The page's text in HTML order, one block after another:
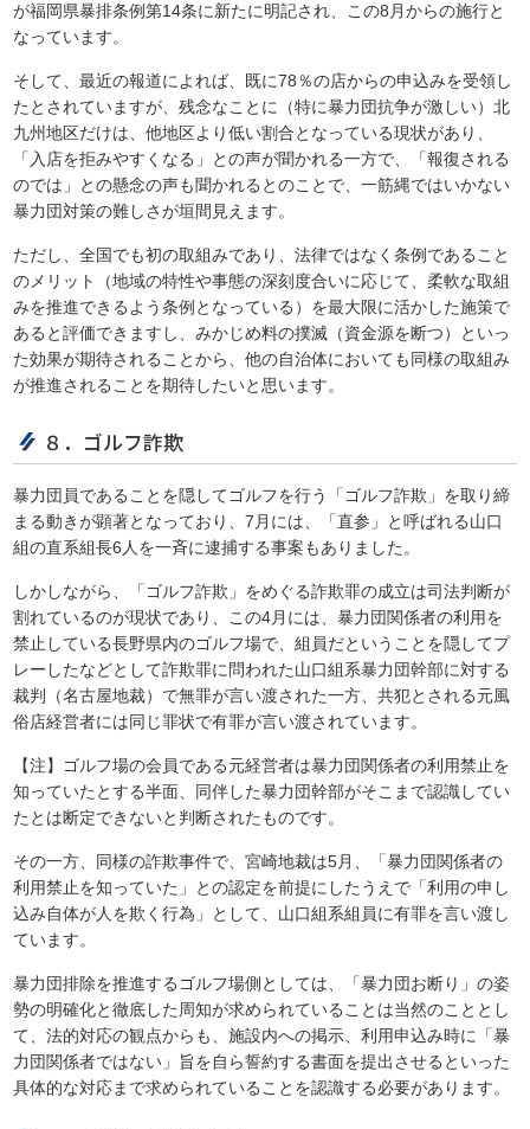
が福岡県暴排条例第14条に新たに明記され、この8月からの施行と
なっています。
そして、最近の報道によれば、既に78％の店からの申込みを受領し
たとされていますが、残念なことに（特に暴力団抗争が激しい）北
九州地区だけは、他地区より低い割合となっている現状があり、
「入店を拒みやすくなる」との声が聞かれる一方で、「報復される
のでは」との懸念の声も聞かれるとのことで、一筋縄ではいかない
暴力団対策の難しさが垣間見えます。
ただし、全国でも初の取組みであり、法律ではなく条例であること
のメリット（地域の特性や事態の深刻度合いに応じて、柔軟な取組
みを推進できるよう条例となっている）を最大限に活かした施策で
あると評価できますし、みかじめ料の撲滅（資金源を断つ）といっ
た効果が期待されることから、他の自治体においても同様の取組み
が推進されることを期待したいと思います。
８．ゴルフ詐欺
暴力団員であることを隠してゴルフを行う「ゴルフ詐欺」を取り締
まる動きが顕著となっており、7月には、「直参」と呼ばれる山口
組の直系組長6人を一斉に逮捕する事案もありました。
しかしながら、「ゴルフ詐欺」をめぐる詐欺罪の成立は司法判断が
割れているのが現状であり、この4月には、暴力団関係者の利用を
禁止している長野県内のゴルフ場で、組員だということを隠してプ
レーしたなどとして詐欺罪に問われた山口組系暴力団幹部に対する
裁判（名古屋地裁）で無罪が言い渡された一方、共犯とされる元風
俗店経営者には同じ罪状で有罪が言い渡されています。
【注】ゴルフ場の会員である元経営者は暴力団関係者の利用禁止を
知っていたとする半面、同伴した暴力団幹部がそこまで認識してい
たとは断定できないと判断されたものです。
その一方、同様の詐欺事件で、宮崎地裁は5月、「暴力団関係者の
利用禁止を知っていた」との認定を前提にしたうえで「利用の申し
込み自体が人を欺く行為」として、山口組系組員に有罪を言い渡し
ています。
暴力団排除を推進するゴルフ場側としては、「暴力団お断り」の姿
勢の明確化と徹底した周知が求められていることは当然のこととし
て、法的対応の観点からも、施設内への掲示、利用申込み時に「暴
力団関係者ではない」旨を自ら誓約する書面を提出させるといった
具体的な対応まで求められていることを認識する必要があります。